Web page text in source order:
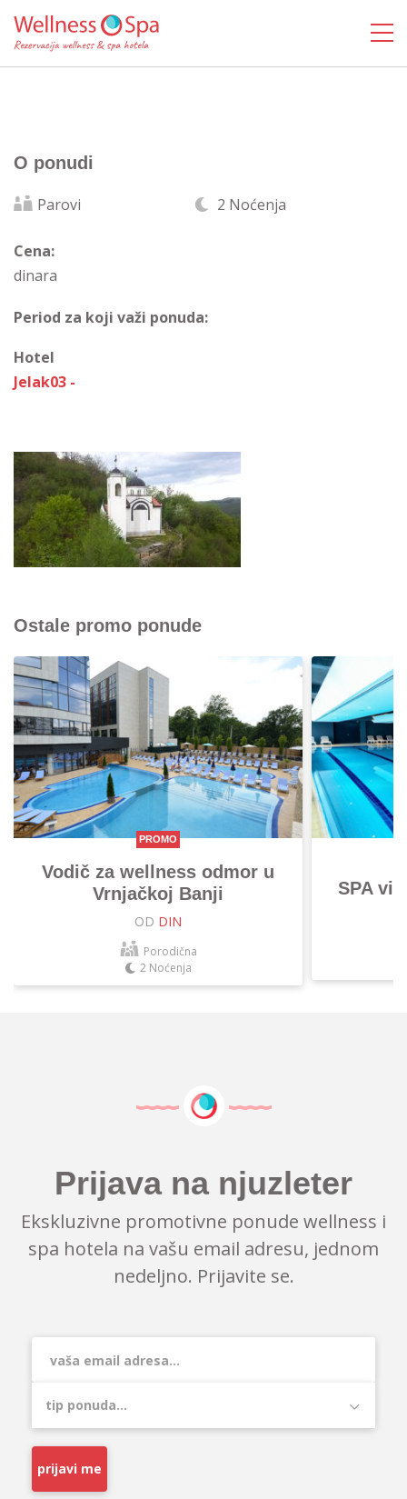
O ponudi
Parovi 2 Noćenja
Cena:
dinara
Period za koji važi ponuda:
Hotel
Jelak03 -
Ostale promo ponude
PROMO
Vodič za wellness odmor u
Vrnjačkoj Banji
OD DIN
Porodična
2 Noćenja
SPA
Prijava na njuzleter
Ekskluzivne promotivne ponude wellness i
spa hotela na vašu email adresu, jednom
nedeljno. Prijavite se.
prijavi me